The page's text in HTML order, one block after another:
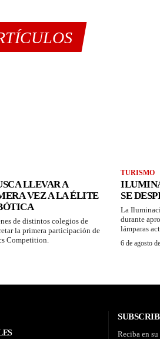
LLEVAR A
VEZ A LA ÉLITE
de distintos colegios de
la primera participación de
Competition.
TURISMO
SE
La
durante
lámparas
6 de agosto
Reciba en